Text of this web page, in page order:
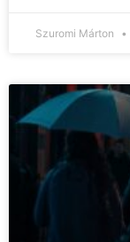
Szuromi Márton